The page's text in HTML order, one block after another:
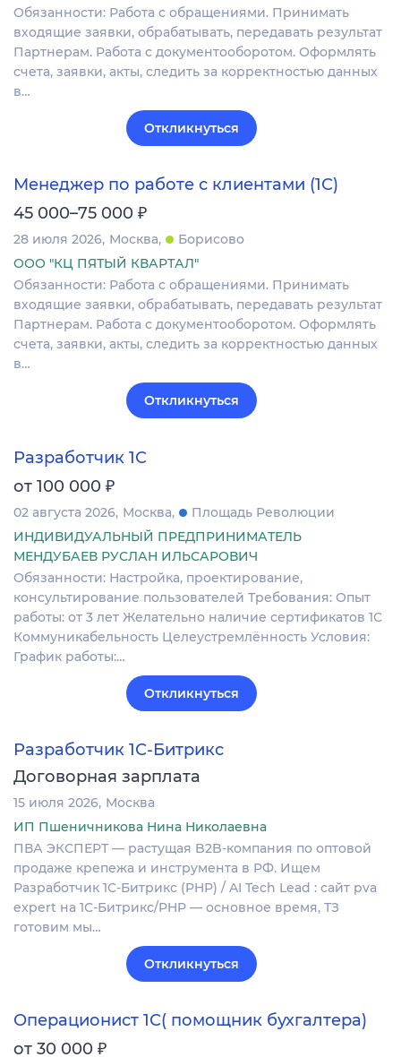
Обязанности: Работа с обращениями. Принимать
входящие заявки, обрабатывать, передавать результат
Партнерам. Работа с документооборотом. Оформлять
счета, заявки, акты, следить за корректностью данных
в…
Откликнуться
Менеджер по работе с клиентами (1С)
45 000–75 000 ₽
28 июля 2026 Москва
Борисово
ООО "КЦ ПЯТЫЙ КВАРТАЛ"
Обязанности: Работа с обращениями. Принимать
входящие заявки, обрабатывать, передавать результат
Партнерам. Работа с документооборотом. Оформлять
счета, заявки, акты, следить за корректностью данных
в…
Откликнуться
Разработчик 1С
от 100 000 ₽
02 августа 2026 Москва
Площадь Революции
ИНДИВИДУАЛЬНЫЙ ПРЕДПРИНИМАТЕЛЬ
МЕНДУБАЕВ РУСЛАН ИЛЬСАРОВИЧ
Обязанности: Настройка, проектирование,
консультирование пользователей Требования: Опыт
работы: от 3 лет Желательно наличие сертификатов 1С
Коммуникабельность Целеустремлённость Условия:
График работы:…
Откликнуться
Разработчик 1С-Битрикс
Договорная зарплата
15 июля 2026 Москва
ИП Пшеничникова Нина Николаевна
ПВА ЭКСПЕРТ — растущая B2B-компания по оптовой
продаже крепежа и инструмента в РФ. Ищем
Разработчик 1С-Битрикс (PHP) / AI Tech Lead : сайт pva
expert на 1С-Битрикс/PHP — основное время, ТЗ
готовим мы…
Откликнуться
Операционист 1С( помощник бухгалтера)
от 30 000 ₽